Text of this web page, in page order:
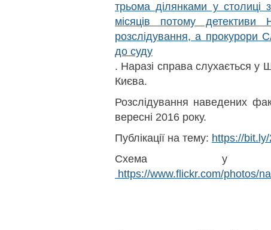
трьома ділянками у
місяців потому детективи
розслідування, а прокурори
до суду
. Наразі справа слухається у
Києва.
Розслідування наведених
вересні 2016 року.
Публікації на тему: https://
Схема у
https://www.flickr.com/photos/